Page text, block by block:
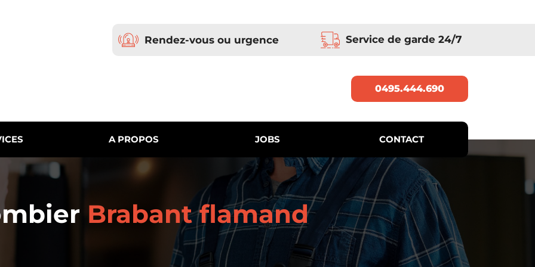
0495.444.690
Rendez-vous ou urgence Service de garde 24/7
A PROPOS JOBS CONTACT
Brabant flamand